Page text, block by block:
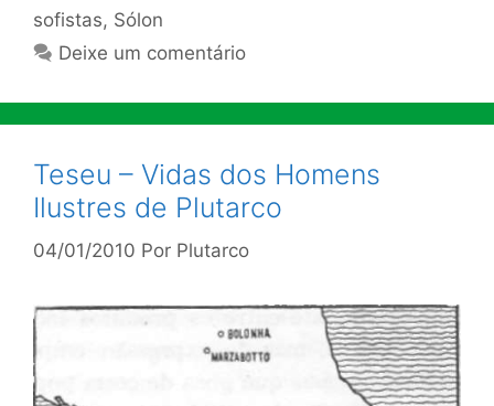
sofistas, Sólon
Deixe um comentário
Teseu – Vidas dos Homens
Ilustres de Plutarco
04/01/2010 Por Plutarco